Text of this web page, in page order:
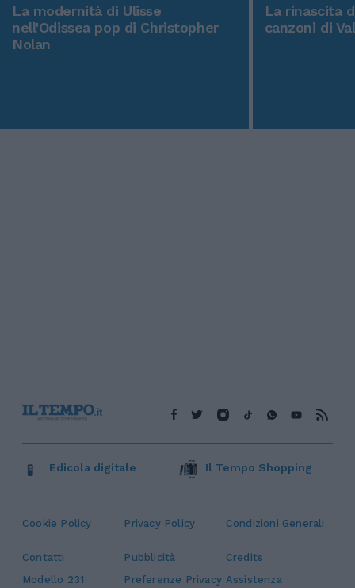
La modernità di Ulisse
nell'Odissea pop di Christopher
Nolan
La rinascita
canzoni di
Cookie Policy Privacy Policy Condizioni Generali
Contatti Pubblicità
Credits
Modello 231
Preferenze Privacy Assistenza
Edicola digitale Il Tempo Shopping